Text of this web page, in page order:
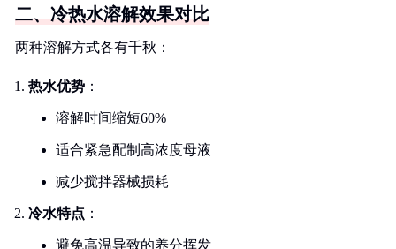
二、冷热水溶解效果对比
两种溶解方式各有千秋：
热水优势 ：
溶解时间缩短60%
适合紧急配制高浓度母液
减少搅拌器械损耗
冷水特点 ：
避免高温导致的养分挥发